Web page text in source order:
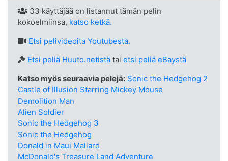
33 käyttäjää on listannut tämän pelin
kokoelmiinsa, katso ketkä.
Etsi pelivideoita Youtubesta.
Etsi peliä Huuto.netistätai etsi peliä eBaystä
Katso myös seuraavia pelejä: Sonic the Hedgehog 2
Castle of Illusion Starring Mickey Mouse
Demolition Man
Alien Soldier
Sonic the Hedgehog 3
Sonic the Hedgehog
Donald in Maui Mallard
McDonald's Treasure Land Adventure